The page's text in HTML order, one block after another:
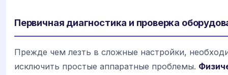
Первичная диагностика и проверка
Прежде чем лезть в сложные настройки,
исключить простые аппаратные проблемы.